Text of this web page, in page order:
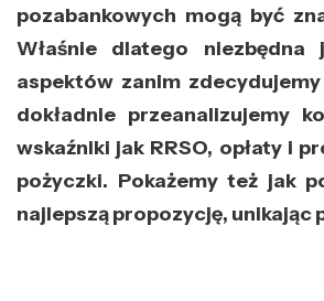
pozabankowych mogą być
Właśnie dlatego
aspektów zanim
dokładnie przeanalizujemy
wskaźniki jak RRSO, opłaty i
pożyczki. Pokażemy też jak
najlepszą propozycję, unikając